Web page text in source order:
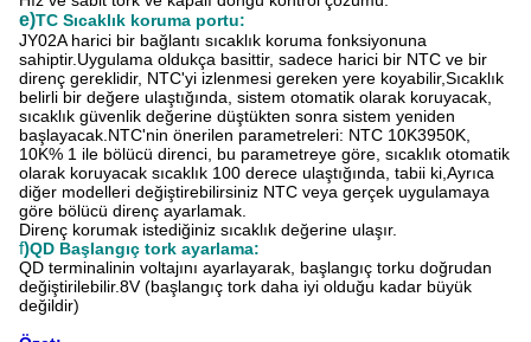
e)TC Sıcaklık koruma portu:
JY02A harici bir bağlantı sıcaklık koruma fonksiyonuna
sahiptir.Uygulama oldukça basittir, sadece harici bir NTC ve bir
direnç gereklidir, NTC'yi izlenmesi gereken yere koyabilir,Sıcaklık
belirli bir değere ulaştığında, sistem otomatik olarak koruyacak,
sıcaklık güvenlik değerine düştükten sonra sistem yeniden
başlayacak.NTC'nin önerilen parametreleri: NTC 10K3950K,
10K% 1 ile bölücü direnci, bu parametreye göre, sıcaklık otomatik
olarak koruyacak sıcaklık 100 derece ulaştığında, tabii ki,Ayrıca
diğer modelleri değiştirebilirsiniz NTC veya gerçek uygulamaya
göre bölücü direnç ayarlamak.
Direnç korumak istediğiniz sıcaklık değerine ulaşır.
f)QD Başlangıç tork ayarlama:
QD terminalinin voltajını ayarlayarak, başlangıç torku doğrudan
değiştirilebilir.8V (başlangıç tork daha iyi olduğu kadar büyük
değildir)